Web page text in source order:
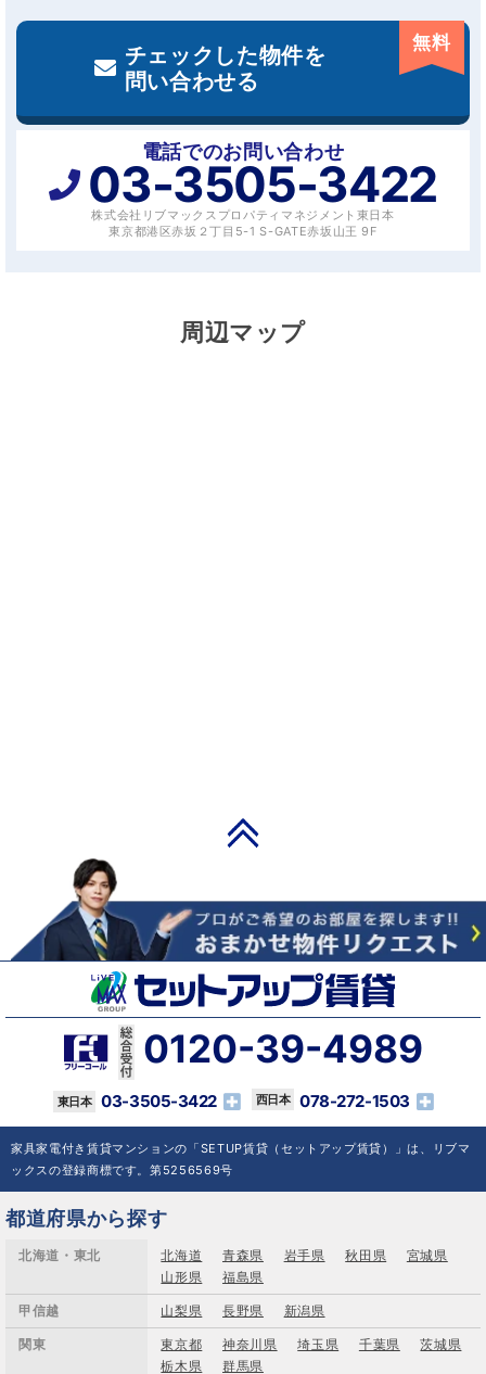
チェックした物件を
問い合わせる
無料
電話でのお問い合わせ
03-3505-3422
株式会社リブマックスプロパティマネジメント東日本
東京都港区赤坂２丁目5-1 S-GATE赤坂山王 9F
周辺マップ
0120-39-4989
03-3505-3422 078-272-1503
家具家電付き賃貸マンションの「SETUP賃貸（セットアップ賃貸）」は、リブマ
ックスの登録商標です。第5256569号
都道府県から探す
北海道・東北 北海道 青森県 岩手県 秋田県
宮城県
山形県
福島県
甲信越 山梨県 長野県 新潟県
関東 東京都 神奈川県 埼玉県 千葉県
茨城県
栃木県
群馬県